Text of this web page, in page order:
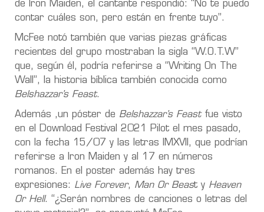
de Iron Maiden, el cantante respondió: “No te puedo
contar cuáles son, pero están en frente tuyo”.
McFee notó también que varias piezas gráficas
recientes del grupo mostraban la sigla “W.O.T.W”
que, según él, podría referirse a “Writing On The
Wall”, la historia bíblica también conocida como
Belshazzar’s Feast.
Además ,un póster de Belshazzar’s Feastfue visto
en el Download Festival 2021 Pilot el mes pasado,
con la fecha 15/07 y las letras IMXVII, que podrían
referirse a Iron Maiden y al 17 en números
romanos. En el poster además hay tres
expresiones: Live Forever, Man Or Beast y Heaven
Or Hell. “¿Serán nombres de canciones o letras del